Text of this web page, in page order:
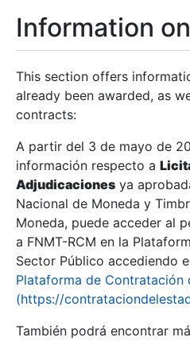
Show/Hide
Show/Hide
Information
This section offers
already been awarded, as
contracts:
A partir del 3 de mayo de
información respecto a
Adjudicaciones ya
Nacional de Moneda y
Moneda, puede acceder al
a FNMT-RCM en la
Sector Público accediendo
Plataforma de Contratación
(https://
También podrá encontrar